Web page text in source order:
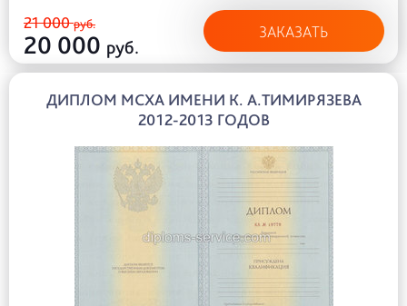
21 000руб.
20 000 руб.
ЗАКАЗАТЬ
ДИПЛОМ МСХА ИМЕНИ К. А.ТИМИРЯЗЕВА
2012-2013 ГОДОВ